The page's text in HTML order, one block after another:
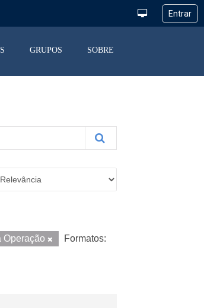
GRUPOS SOBRE
Operação
Formatos: